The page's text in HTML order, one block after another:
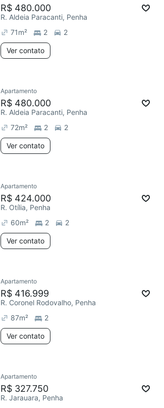
R$ 480.000
R. Aldeia Paracanti, Penha
71m² 2 2
Ver contato
Apartamento
R$ 480.000
R. Aldeia Paracanti, Penha
72m² 2 2
Ver contato
Apartamento
R$ 424.000
R. Otília, Penha
60m² 2 2
Ver contato
Apartamento
R$ 416.999
R. Coronel Rodovalho, Penha
87m² 2
Ver contato
Apartamento
R$ 327.750
R. Jarauara, Penha